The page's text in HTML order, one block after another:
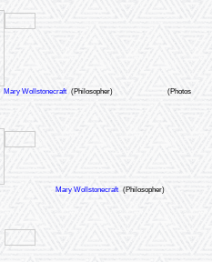
Mary Wollstonecraft (Philosopher)
(Photos
Mary Wollstonecraft (Philosopher)